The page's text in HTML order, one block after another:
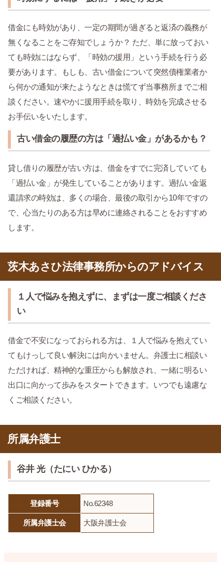
借金にも時効があり、一定の期間が過ぎると返済の義務が
無くなることをご存知でしょうか？ ただ、単に放っておい
ても時効にはならず、「時効の援用」という手続を行う必
要があります。もしも、古い借金について突然債権業者か
ら何かの通知が来たようなときは慌てず当事務所までご相
談ください。速やかに援用手続を取り、時効を完成させる
お手伝いをいたします。
古い借金の履歴の方は「過払い金」があるかも？
貸し借りの履歴が古い方は、借金をすでに完済していても
「過払い金」が発生していることがあります。過払い金返
還請求の時効は、多くの場合、最後の取引から10年ですの
で、心当たりのある方は早めに連絡されることをおすすめ
します。
茨木あさひ法律事務所からのアドバイス
１人で悩みを抱えずに、まずは一度ご相談くださ
い
借金で不安になっておられる方は、１人で悩みを抱えてい
てもけっして良い解決には向かいません。弁護士に相談い
ただければ、精神的な重圧からも解放され、一緒に明るい
出口に向かって歩みをスタートできます。いつでも遠慮な
くご相談ください。
所属弁護士
谷井 光（たにい ひかる）
登録番号 No.62348
所属弁護士会 大阪弁護士会